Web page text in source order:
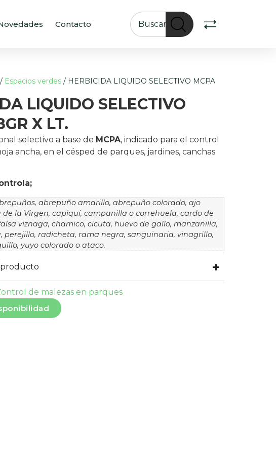
Contacto
/ Espacios verdes / HERBICIDA LIQUIDO SELECTIVO MCPA
LIQUIDO SELECTIVO
X LT.
selectivo a base de MCPA, indicado para el control
ancha, en el césped de parques, jardines, canchas
abrepuño amarillo, abrepuño colorado, ajo
la Virgen, capiquí, campanilla o correhuela, cardo de
viznaga, chamico, cicuta, huevo de gallo, manzanilla,
perejillo, radicheta, rama negra, sanguinaria, vinagrillo,
yuyo colorado o ataco.
de malezas en parques